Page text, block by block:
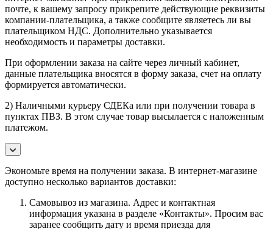
почте, к вашему запросу прикрепите действующие реквизиты
компании-плательщика, а также сообщите являетесь ли вы
плательщиком НДС. Дополнительно указывается
необходимость и параметры доставки.
При оформлении заказа на сайте через личный кабинет,
данные плательщика вносятся в форму заказа, счет на оплату
формируется автоматически.
2) Наличными курьеру СДЕКа или при получении товара в
пунктах ПВЗ. В этом случае товар высылается с наложенным
платежом.
Экономьте время на получении заказа. В интернет-магазине
доступно несколько вариантов доставки:
Самовывоз из магазина. Адрес и контактная
информация указана в разделе «Контакты». Просим вас
заранее сообщить дату и время приезда для